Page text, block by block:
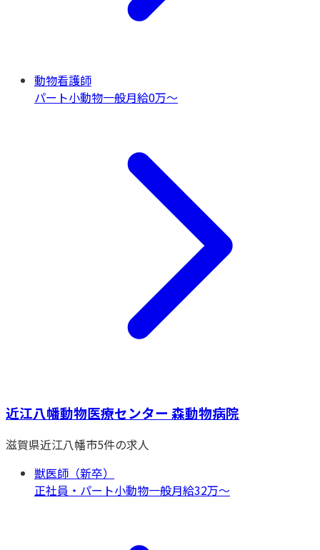
動物看護師
パート小動物一般月給0万〜
近江八幡動物医療センター 森動物病院
滋賀県近江八幡市5件の求人
獣医師（新卒）
正社員・パート小動物一般月給32万〜